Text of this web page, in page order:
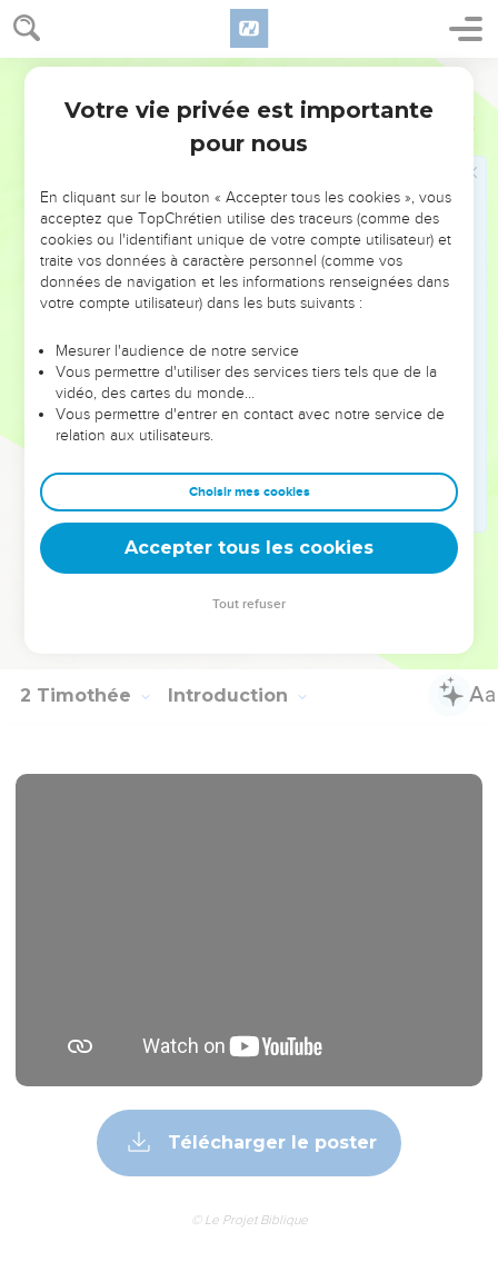
1 Timothée 6
confession devant Ponce Pilate,
14 que tu gardes ce commandement, sans tache,
irrépréhensible, jusqu'à l'apparition de notre Seigneur Jésus
laquelle le bienheureux et seul Souverain, le roi de ceux
qui règnent et le seigneur de ceux qui dominent, montrera
lui qui seul possède l'immortalité, qui habite la lumière
inaccessible, lequel aucun des hommes n'a vu, ni ne peut
voir, -auquel soit honneur et force éternelle ! Amen.
Ordonne à ceux qui sont riches dans le présent siècle,
confiance dans l'incertitude des richesses, mais dans le Dieu
qui donne toutes choses richement pour en jouir ;
qu'ils fassent du bien ; qu'ils soient riches en bonnes
oeuvres ; qu'ils soient prompts à donner,
libéraux, s'amassant comme trésor un bon fondement pour
l'avenir, afin qu'ils saisissent ce qui est vraiment la vie.
O Timothée, garde ce qui t'a été confié, fuyant les
discours vains et profanes et l'opposition de la connaissance
2 Timothée Introduction
Télécharger le poster
© Le Projet Biblique
Votre vie privée est importante
pour nous
En cliquant sur le bouton « Accepter tous les cookies », vous
acceptez que TopChrétien utilise des traceurs (comme des
cookies ou l'identifiant unique de votre compte utilisateur) et
traite vos données à caractère personnel (comme vos
données de navigation et les informations renseignées dans
votre compte utilisateur) dans les buts suivants :
Mesurer l'audience de notre service
Vous permettre d'utiliser des services tiers tels que de la
vidéo, des cartes du monde…
Vous permettre d'entrer en contact avec notre service de
relation aux utilisateurs.
Choisir mes cookies
Accepter tous les cookies
Tout refuser